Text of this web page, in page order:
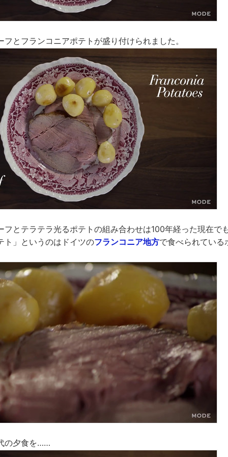
とフランコニアポテトが盛り付けられました。
フとテラテラ光るポテトの組み合わせは100年経った現在で
ト」というのはドイツのフランコニア地方で食べられている
の夕食を……